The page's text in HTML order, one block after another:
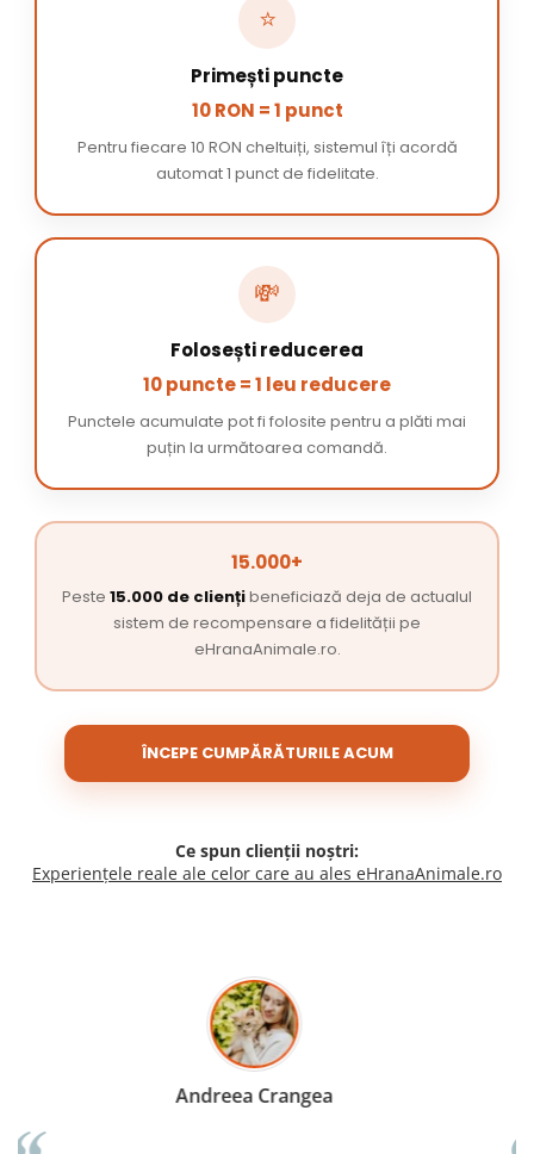
⭐
Primești puncte
10 RON = 1 punct
Pentru fiecare 10 RON cheltuiți, sistemul îți acordă
automat 1 punct de fidelitate.
💸
Folosești reducerea
10 puncte = 1 leu reducere
Punctele acumulate pot fi folosite pentru a plăti mai
puțin la următoarea comandă.
15.000+
Peste 15.000 de cliențibeneficiază deja de actualul
sistem de recompensare a fidelității pe
eHranaAnimale.ro.
ÎNCEPE CUMPĂRĂTURILE ACUM
Ce spun clienții noștri:
Experiențele reale ale celor care au ales eHranaAnimale.ro
Madalina Stancea